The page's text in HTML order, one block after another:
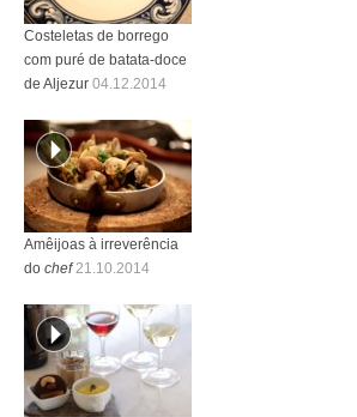
Costeletas de borrego
com puré de batata-doce
de Aljezur 04.12.2014
Amêijoas à irreverência
do chef 21.10.2014